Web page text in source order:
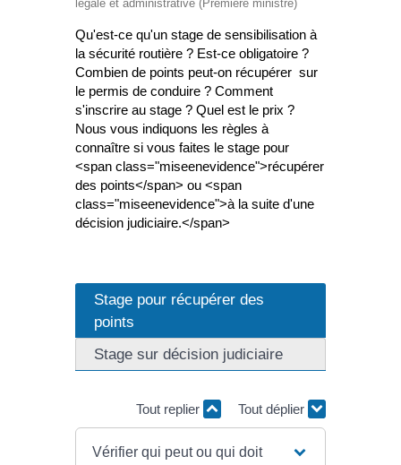
légale et administrative (Première ministre)
Qu'est-ce qu'un stage de sensibilisation à
la sécurité routière ? Est-ce obligatoire ?
Combien de points peut-on récupérer sur
le permis de conduire ? Comment
s'inscrire au stage ? Quel est le prix ?
Nous vous indiquons les règles à
connaître si vous faites le stage pour
<span class="miseenevidence">récupérer
des points</span> ou <span
class="miseenevidence">à la suite d'une
décision judiciaire.</span>
Stage pour récupérer des
points
Stage sur décision judiciaire
Tout replier Tout déplier
Vérifier qui peut ou qui doit